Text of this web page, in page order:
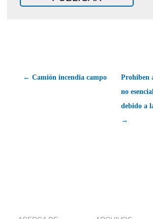
← Camión incendia campo
Prohiben
no
debido a
→